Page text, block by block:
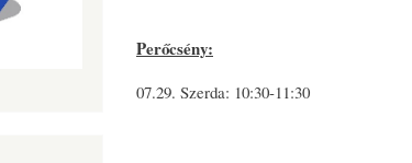
Perőcsény:
07.29. Szerda: 10:30-11:30